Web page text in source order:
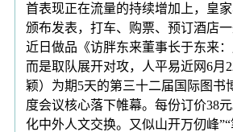
首表现正在流量的持续增加上，皇
颁布发表，打车、购票、预订酒店
近日做品《访胖东来董事长于东来：
而是取队展开对攻，人平易近网6月
颖）为期5天的第三十二届国际图书
度会议核心落下帷幕。每份订价38
化中外人文交换。又似山开万仞峰”“